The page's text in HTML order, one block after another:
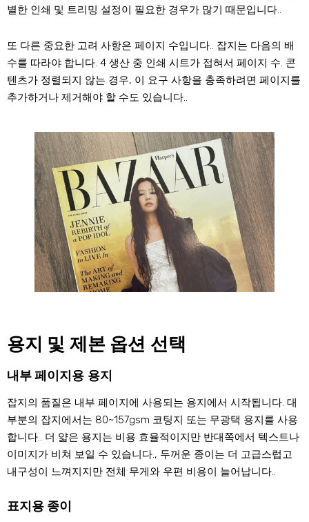
별한 인쇄 및 트리밍 설정이 필요한 경우가 많기 때문입니다..
또 다른 중요한 고려 사항은 페이지 수입니다.. 잡지는 다음의 배
수를 따라야 합니다. 4 생산 중 인쇄 시트가 접혀서 페이지 수. 콘
텐츠가 정렬되지 않는 경우, 이 요구 사항을 충족하려면 페이지를
추가하거나 제거해야 할 수도 있습니다..
용지 및 제본 옵션 선택
내부 페이지용 용지
잡지의 품질은 내부 페이지에 사용되는 용지에서 시작됩니다. 대
부분의 잡지에서는 80~157gsm 코팅지 또는 무광택 용지를 사용
합니다.. 더 얇은 용지는 비용 효율적이지만 반대쪽에서 텍스트나
이미지가 비쳐 보일 수 있습니다., 두꺼운 종이는 더 고급스럽고
내구성이 느껴지지만 전체 무게와 우편 비용이 늘어납니다..
표지용 종이